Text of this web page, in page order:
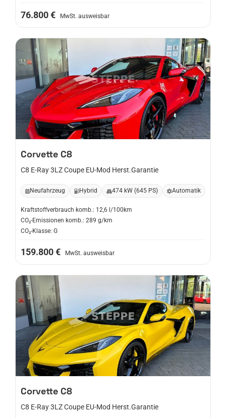
76.800 € MwSt. ausweisbar
Corvette C8
C8 E-Ray 3LZ Coupe EU-Mod Herst.Garantie
Neufahrzeug Hybrid 474 kW (645 PS) Automatik
Kraftstoffverbrauch komb.: 12,6 l/100km
CO₂-Emissionen komb.: 289 g/km
CO₂-Klasse: G
159.800 € MwSt. ausweisbar
Corvette C8
C8 E-Ray 3LZ Coupe EU-Mod Herst.Garantie